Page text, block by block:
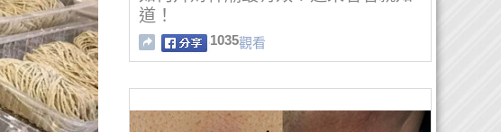
道！
1035觀看